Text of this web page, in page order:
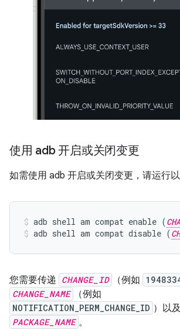
使用 adb 开启或关闭变更
如需使用 adb 开启或关闭变更，请运行
adb shell am compat enable (
adb shell am compat disable (
您需要传递 CHANGE_ID （例如
CHANGE_NAME （例如
NOTIFICATION_PERM_CHANGE_ID ）以
PACKAGE_NAME 。